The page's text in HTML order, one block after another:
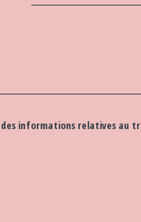
informations relatives au